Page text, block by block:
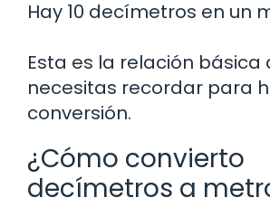
Hay 10 decímetros en un
Esta es la relación básica
necesitas recordar para
conversión.
¿Cómo convierto
decímetros a